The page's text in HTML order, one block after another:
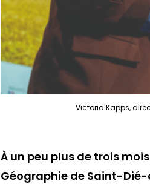
Victoria Kapps,
À un peu plus de trois
Géographie de Saint-